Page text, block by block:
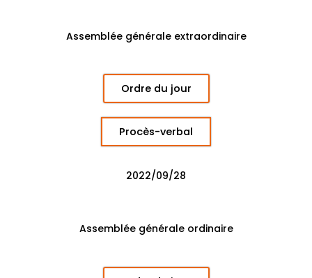
Assemblée générale extraordinaire
Ordre du jour
Procès-verbal
2022/09/28
Assemblée générale ordinaire